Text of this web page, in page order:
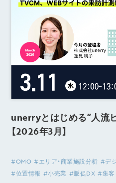
unerryとはじめる”人流
【2026年3月】
#OMO #エリア・商業施設分析 #デ
#位置情報 #小売業 #販促DX #集客